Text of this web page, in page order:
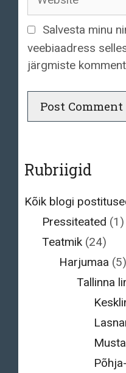
Salvesta minu
veebiaadress
järgmiste
Rubriigid
Kõik blogi
Pressiteated (1)
Teatmik(24)
Harjumaa (5)
Tallinna